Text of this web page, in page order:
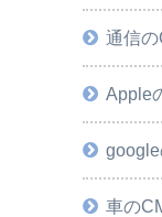
通信の
Apple
車の